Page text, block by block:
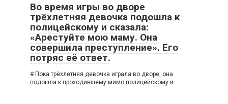
Во время игры во дворе
трёхлетняя девочка подошла к
полицейскому и сказала:
«Арестуйте мою маму. Она
совершила преступление». Его
потряс её ответ.
# Пока трёхлетняя девочка играла во дворе, она
подошла к проходившему мимо полицейскому и